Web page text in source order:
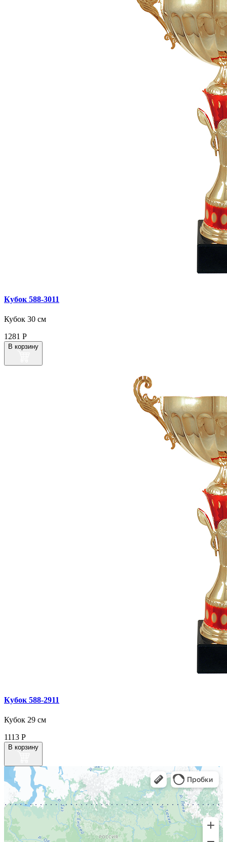
Кубок 588‑3011
Кубок 30 см
1281 Р
В корзину
Кубок 588‑2911
Кубок 29 см
1113 Р
В корзину